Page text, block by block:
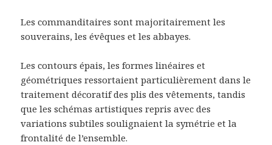
Les commanditaires sont majoritairement les
souverains, les évêques et les abbayes.
Les contours épais, les formes linéaires et
géométriques ressortaient particulièrement dans le
traitement décoratif des plis des vêtements, tandis
que les schémas artistiques repris avec des
variations subtiles soulignaient la symétrie et la
frontalité de l’ensemble.